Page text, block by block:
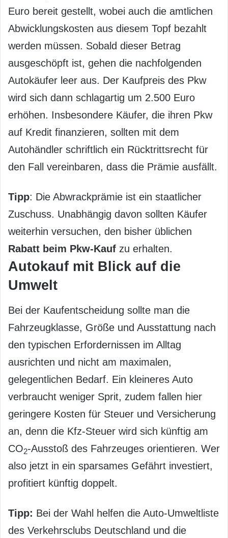
Euro bereit gestellt, wobei auch die amtlichen
Abwicklungskosten aus diesem Topf bezahlt
werden müssen. Sobald dieser Betrag
ausgeschöpft ist, gehen die nachfolgenden
Autokäufer leer aus. Der Kaufpreis des Pkw
wird sich dann schlagartig um 2.500 Euro
erhöhen. Insbesondere Käufer, die ihren Pkw
auf Kredit finanzieren, sollten mit dem
Autohändler schriftlich ein Rücktrittsrecht für
den Fall vereinbaren, dass die Prämie ausfällt.
Tipp: Die Abwrackprämie ist ein staatlicher
Zuschuss. Unabhängig davon sollten Käufer
weiterhin versuchen, den bisher üblichen
Rabatt beim Pkw-Kauf zu erhalten.
Autokauf mit Blick auf die
Umwelt
Bei der Kaufentscheidung sollte man die
Fahrzeugklasse, Größe und Ausstattung nach
den typischen Erfordernissen im Alltag
ausrichten und nicht am maximalen,
gelegentlichen Bedarf. Ein kleineres Auto
verbraucht weniger Sprit, zudem fallen hier
geringere Kosten für Steuer und Versicherung
an, denn die Kfz-Steuer wird sich künftig am
CO2-Ausstoß des Fahrzeuges orientieren. Wer
also jetzt in ein sparsames Gefährt investiert,
profitiert künftig doppelt.
Tipp: Bei der Wahl helfen die Auto-Umweltliste
des Verkehrsclubs Deutschland und die